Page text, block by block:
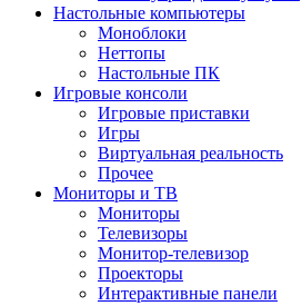
Настольные компьютеры
Моноблоки
Неттопы
Настольные ПК
Игровые консоли
Игровые приставки
Игры
Виртуальная реальность
Прочее
Мониторы и ТВ
Мониторы
Телевизоры
Монитор-телевизор
Проекторы
Интерактивные панели